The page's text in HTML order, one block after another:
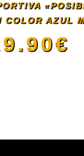
se
la
COLOR AZUL
€